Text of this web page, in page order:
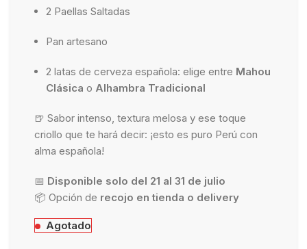
2 Paellas Saltadas
Pan artesano
2 latas de cerveza española: elige entre Mahou
Clásica o Alhambra Tradicional
🍺 Sabor intenso, textura melosa y ese toque
criollo que te hará decir: ¡esto es puro Perú con
alma española!
📅 Disponible solo del 21 al 31 de julio
📦 Opción de recojo en tienda o delivery
Agotado